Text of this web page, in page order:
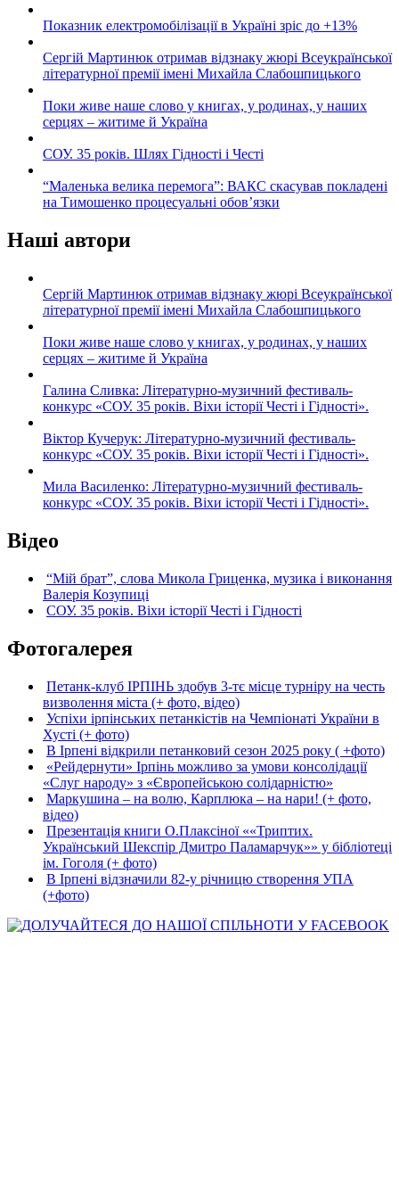
Показник електромобілізації в Україні зріс до +13%
Сергій Мартинюк отримав відзнаку жюрі Всеукраїнської
літературної премії імені Михайла Слабошпицького
Поки живе наше слово у книгах, у родинах, у наших
серцях – житиме й Україна
СОУ. 35 років. Шлях Гідності і Честі
“Маленька велика перемога”: ВАКС скасував покладені
на Тимошенко процесуальні обов’язки
Наші автори
Сергій Мартинюк отримав відзнаку жюрі Всеукраїнської
літературної премії імені Михайла Слабошпицького
Поки живе наше слово у книгах, у родинах, у наших
серцях – житиме й Україна
Галина Сливка: Літературно-музичний фестиваль-
конкурс «СОУ. 35 років. Віхи історії Честі і Гідності».
Віктор Кучерук: Літературно-музичний фестиваль-
конкурс «СОУ. 35 років. Віхи історії Честі і Гідності».
Мила Василенко: Літературно-музичний фестиваль-
конкурс «СОУ. 35 років. Віхи історії Честі і Гідності».
Відео
“Мій брат”, слова Микола Гриценка, музика і виконання
Валерія Козупиці
СОУ. 35 років. Віхи історії Честі і Гідності
Фотогалерея
Петанк-клуб ІРПІНЬ здобув 3-тє місце турніру на честь
визволення міста (+ фото, відео)
Успіхи ірпінських петанкістів на Чемпіонаті України в
Хусті (+ фото)
В Ірпені відкрили петанковий сезон 2025 року ( +фото)
«Рейдернути» Ірпінь можливо за умови консолідації
«Слуг народу» з «Європейською солідарністю»
Маркушина – на волю, Карплюка – на нари! (+ фото,
відео)
Презентація книги О.Плаксіної ««Триптих.
Український Шекспір Дмитро Паламарчук»» у бібліотеці
ім. Гоголя (+ фото)
В Ірпені відзначили 82-у річницю створення УПА
(+фото)